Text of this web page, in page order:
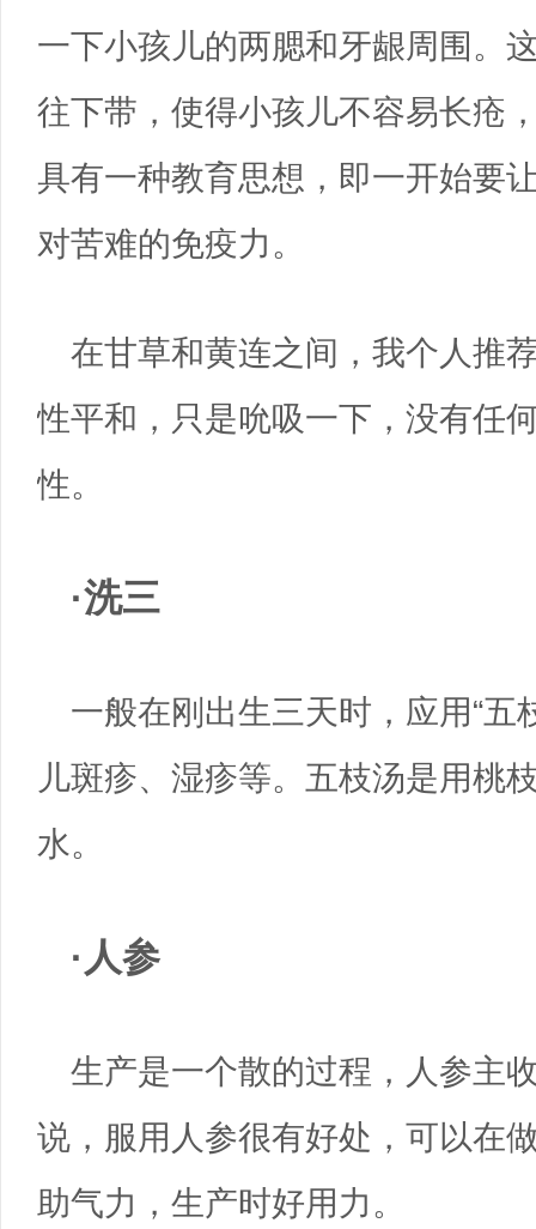
一下小孩儿的两腮和牙龈周围。
往下带，使得小孩儿不容易长疮
具有一种教育思想，即一开始要
对苦难的免疫力。
在甘草和黄连之间，我个人推
性平和，只是吮吸一下，没有任
性。
·洗三
一般在刚出生三天时，应用“五
儿斑疹、湿疹等。五枝汤是用桃
水。
·人参
生产是一个散的过程，人参主
说，服用人参很有好处，可以在
助气力，生产时好用力。